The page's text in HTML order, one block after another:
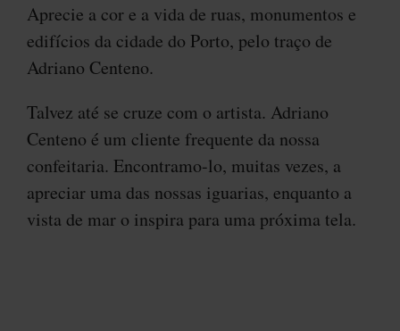
Aprecie a cor e a vida de ruas, monumentos e
edifícios da cidade do Porto, pelo traço de
Adriano Centeno.
Talvez até se cruze com o artista. Adriano
Centeno é um cliente frequente da nossa
confeitaria. Encontramo-lo, muitas vezes, a
apreciar uma das nossas iguarias, enquanto a
vista de mar o inspira para uma próxima tela.